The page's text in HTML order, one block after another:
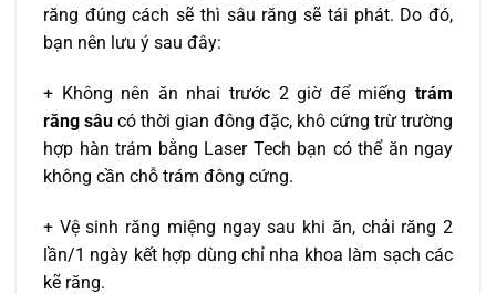
răng đúng cách sẽ thì sâu răng sẽ tái phát. Do đó,
bạn nên lưu ý sau đây:
+ Không nên ăn nhai trước 2 giờ để miếng trám
răng sâu có thời gian đông đặc, khô cứng trừ trường
hợp hàn trám bằng Laser Tech bạn có thể ăn ngay
không cần chỗ trám đông cứng.
+ Vệ sinh răng miệng ngay sau khi ăn, chải răng 2
lần/1 ngày kết hợp dùng chỉ nha khoa làm sạch các
kẽ răng.